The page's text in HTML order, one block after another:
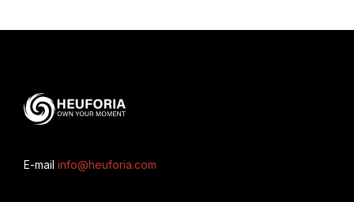
E-mail info@heuforia.com